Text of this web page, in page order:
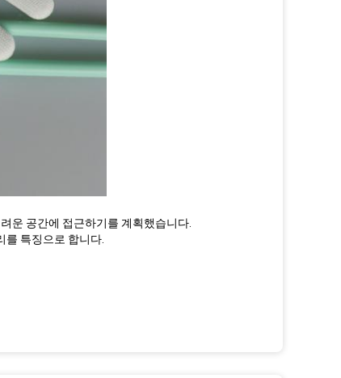
운 공간에 접근하기를 계획했습니다.
를 특징으로 합니다.